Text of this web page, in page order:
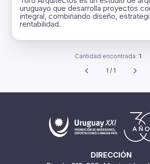
uruguayo que desarrolla proyectos
integral, combinando diseño,
rentabilidad.
Cantidad encontrada: 1
1 / 1
DIRECCIÓN